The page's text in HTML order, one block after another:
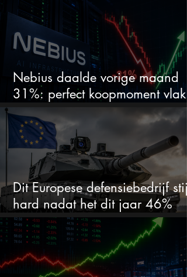
Nebius daalde vorige maand
31%: perfect koopmoment vlak
voor kwartaalcijfers?
Dit Europese defensiebedrijf
hard nadat het dit jaar 46%
daalde: mooie koopkans?